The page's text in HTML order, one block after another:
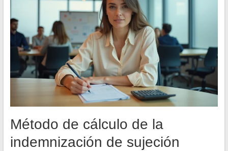
Método de cálculo de la
indemnización de sujeción